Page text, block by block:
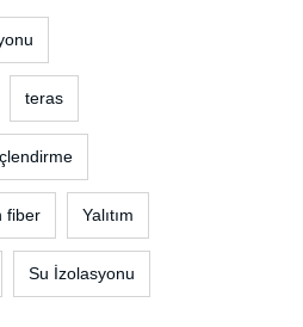
teras
fiber Yalıtım
Su İzolasyonu